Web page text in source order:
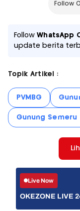
Follow
FollowWhatsApp
update berita
Topik Artikel :
PVMBG
Gunung Semeru
Live Now
OKEZONE LIVE